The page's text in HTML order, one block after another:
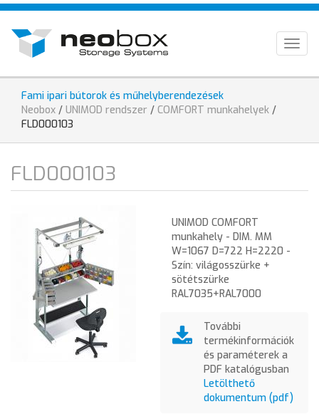
Ugrás
tartalomra
EN
Fami ipari bútorok és műhelyberendezések
Jelenlegi
hely
Neobox / UNIMOD rendszer / COMFORT munkahelyek /
FLD000103
FLD000103
UNIMOD COMFORT
munkahely - DIM. MM
W=1067 D=722 H=2220 -
Szín: világosszürke +
sötétszürke
RAL7035+RAL7000
További
termékinformációk
és paraméterek a
PDF katalógusban
Letölthető
dokumentum (pdf)